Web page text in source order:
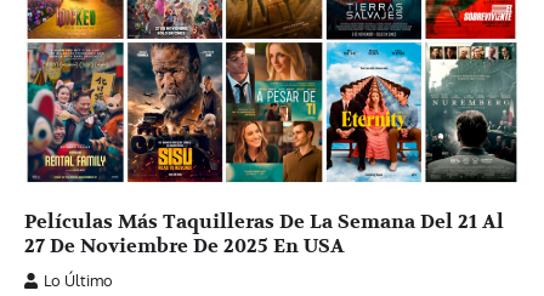
Películas Más Taquilleras De La Semana Del 21 Al
27 De Noviembre De 2025 En USA
Lo Último